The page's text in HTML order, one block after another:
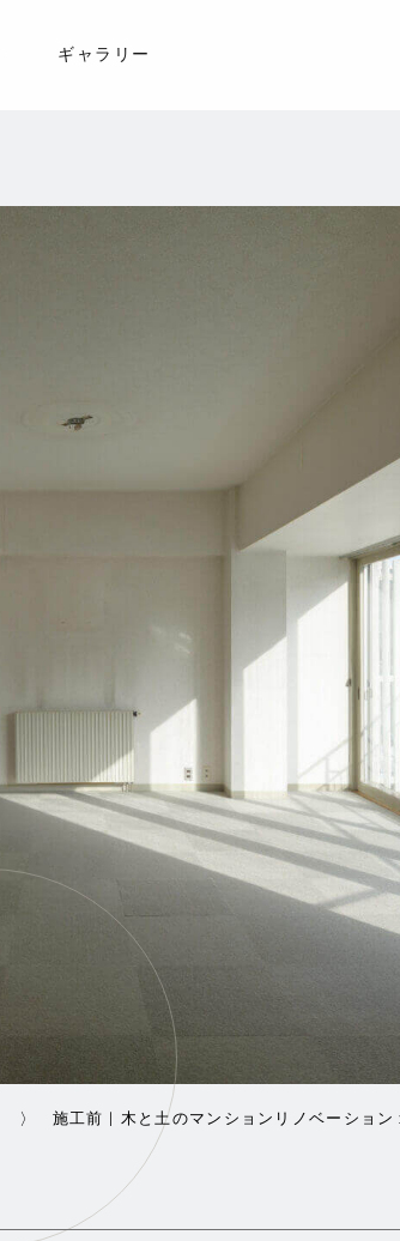
ギャラリー
施工前｜木と土のマンションリノベーション